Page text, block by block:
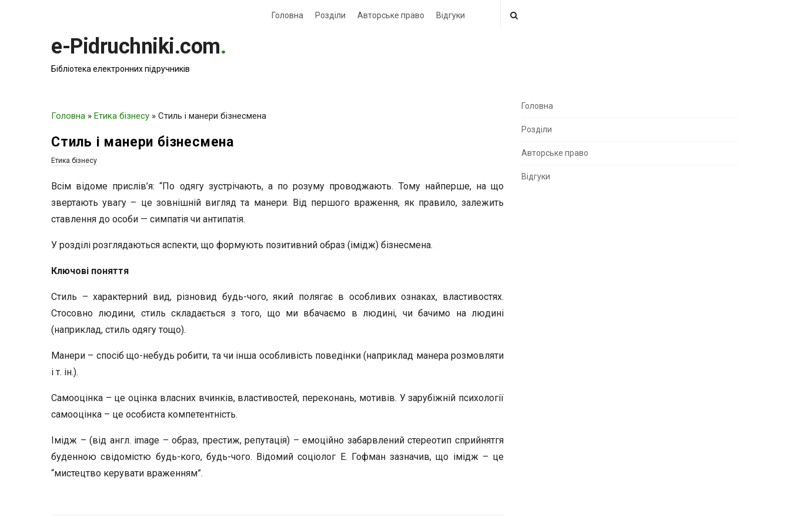
Головна Розділи Авторське право Відгуки
e-Pidruchniki.com.
Бібліотека електронних підручників
Головна » Етика бізнесу » Стиль і манери бізнесмена
Стиль і манери бізнесмена
Етика бізнесу
Всім відоме прислів’я: “По одягу зустрічають, а по розуму проводжають. Тому найперше, на що
звертають увагу – це зовнішній вигляд та манери. Від першого враження, як правило, залежить
ставлення до особи — симпатія чи антипатія.
У розділі розглядаються аспекти, що формують позитивний образ (імідж) бізнесмена.
Ключові поняття
Стиль – характерний вид, різновид будь-чого, який полягає в особливих ознаках, властивостях.
Стосовно людини, стиль складається з того, що ми вбачаємо в людині, чи бачимо на людині
(наприклад, стиль одягу тощо).
Манери – спосіб що-небудь робити, та чи інша особливість поведінки (наприклад манера розмовляти
і т. ін.).
Самооцінка – це оцінка власних вчинків, властивостей, переконань, мотивів. У зарубіжній психології
самооцінка – це особиста компетентність.
Імідж – (від англ. image – образ, престиж, репутація) – емоційно забарвлений стереотип сприйнятгя
буденною свідомістю будь-кого, будь-чого. Відомий соціолог Е. Гофман зазначив, що імідж – це
“мистецтво керувати враженням”.
S
e
S
Головна
Розділи
Авторське право
Відгуки